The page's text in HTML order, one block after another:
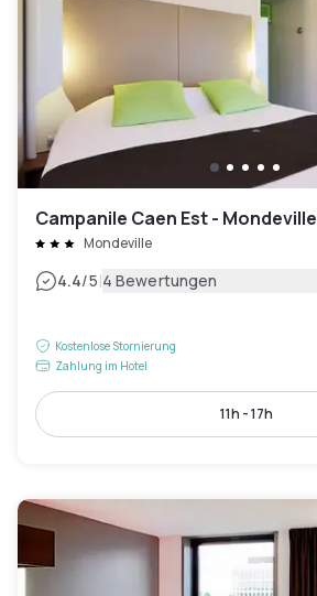
Campanile Caen Est - Mondeville
Mondeville
4.4/5|4 Bewertungen
Kostenlose Stornierung
Zahlung im Hotel
11h - 17h